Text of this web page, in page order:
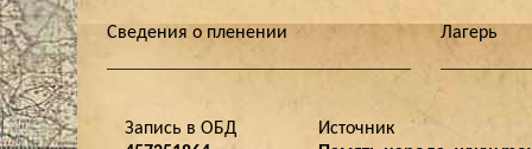
Сведения о пленении Лагерь
Запись в ОБД
Источник